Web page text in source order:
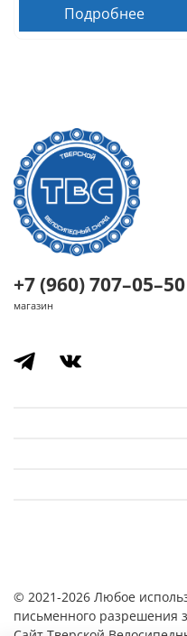
Подробнее
+7 (960) 707–05–50
магазин
© 2021-2026 Любое
письменного разрешения